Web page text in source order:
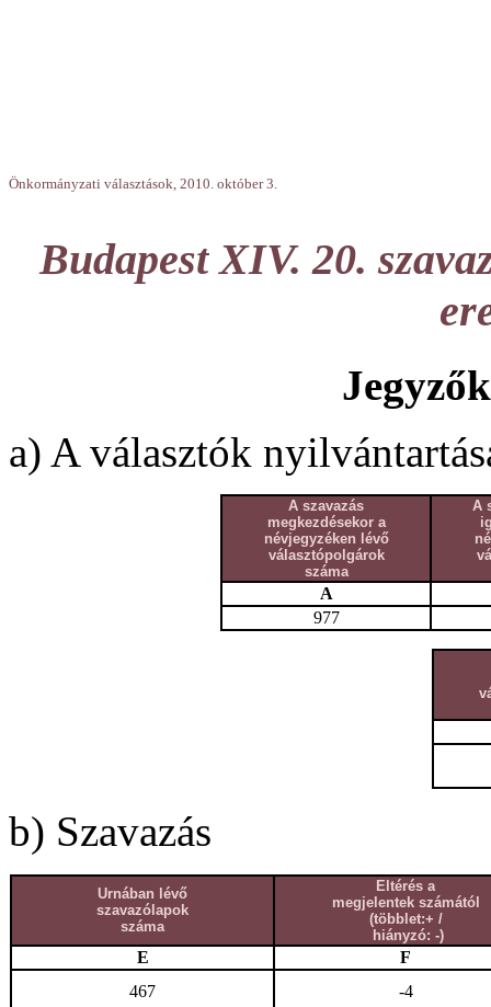
Önkormányzati választások, 2010. október 3.
Budapest XIV. 20.
a) A választók
A szavazás
megkezdésekor a
névjegyzéken lévő
választópolgárok
száma
A
A
977
b) Szavazás
Urnában lévő
szavazólapok
száma
Eltérés a
megjelentek számától
(többlet:+ /
hiányzó: -)
E
F
467
-4